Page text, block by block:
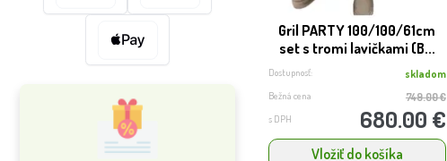
Gril PARTY 100/100/61cm
set s tromi lavičkami (B...
Dostupnosť: skladom
Bežná cena 749.00 €
s DPH 680.00 €
Vložiť do košíka